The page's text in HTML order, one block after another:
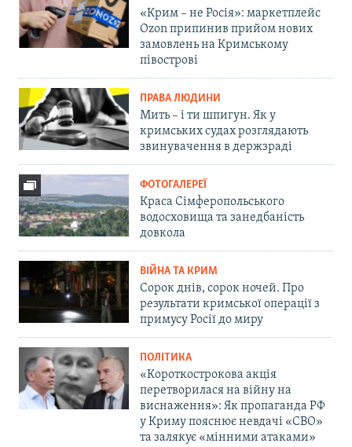
«Крим – не Росія»: маркетплейс
Ozon припинив прийом нових
замовлень на Кримському
півострові
ПРАВА ЛЮДИНИ
Мить – і ти шпигун. Як у
кримських судах розглядають
звинувачення в держзраді
ФОТОГАЛЕРЕЇ
Краса Сімферопольського
водосховища та занедбаність
довкола
ВІЙНА ТА КРИМ
Сорок днів, сорок ночей. Про
результати кримської операції з
примусу Росії до миру
ПОЛІТИКА
«Короткострокова акція
перетворилася на війну на
виснаження»: Як пропаганда РФ
у Криму пояснює невдачі «СВО»
та залякує «мінними атаками»